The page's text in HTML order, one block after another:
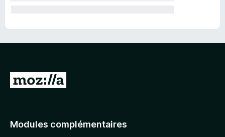
A
e
Modules complémentaires